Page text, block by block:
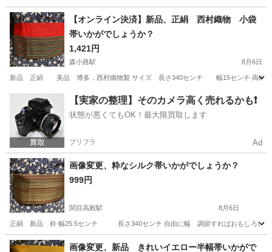
大阪 大阪市 森小路駅 着物
【オンライン決済】新品、正絹 西村織物 小袋
帯いかがでしょうか？
1,421円
森小路駅 8月6日
新品 正絹 美品 博多，西村織物製 サイズ 長さ340センチ 幅15センチ 両端
森小路駅 着物 格子
【実家の整理】そのカメラ高く売れるかも❗️
状態が悪くてもOK！最大限買取します
プリフラ Ad
画像変更、粋なシルク帯いかがでしょうか？
999円
関目高殿駅 8月6日
正絹 新品 粋 幅25.5センチ 長さ340センチ 自由に幅 調節すればおもしろいと思い
大阪 大阪市 関目高殿駅 着物
画像変更、新品 きれいイエロー半幅帯いかがで